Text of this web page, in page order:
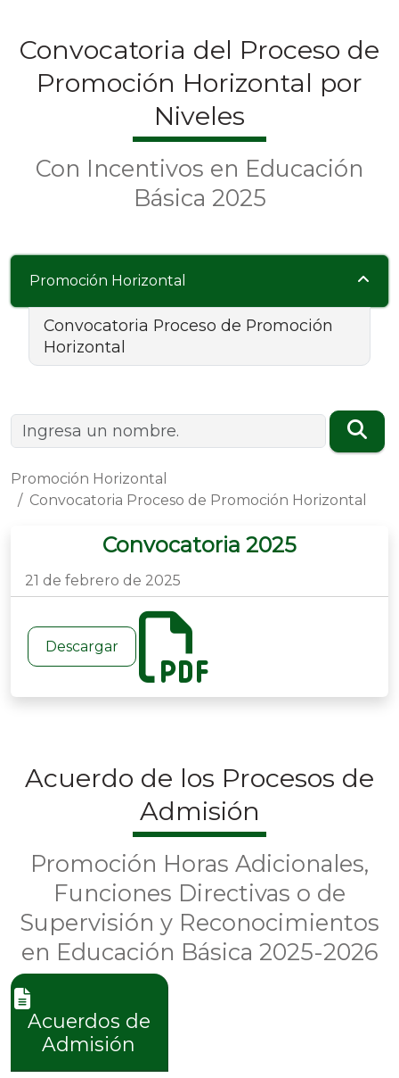
Convocatoria del Proceso de
Promoción Horizontal por
Niveles
Con Incentivos en Educación
Básica 2025
Promoción Horizontal
Convocatoria Proceso de Promoción
Horizontal
Promoción Horizontal
Convocatoria Proceso de Promoción Horizontal
Convocatoria 2025
21 de febrero de 2025
Descargar
Acuerdo de los Procesos de
Admisión
Promoción Horas Adicionales,
Funciones Directivas o de
Supervisión y Reconocimientos
en Educación Básica 2025-2026
Acuerdos de
Admisión